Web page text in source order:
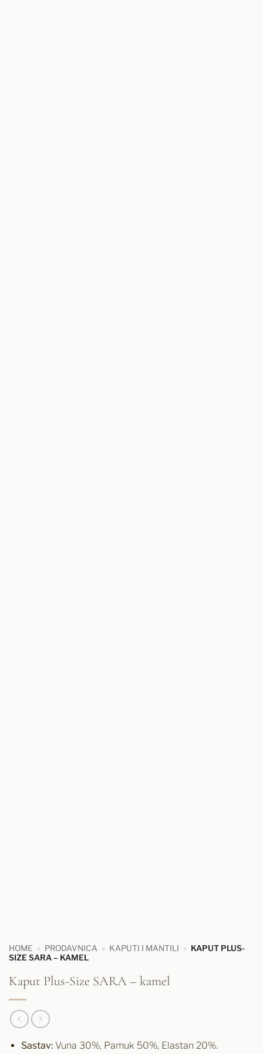
HOME » PRODAVNICA » KAPUTI I MANTILI » KAPUT PLUS-
SIZE SARA – KAMEL
Kaput Plus-Size SARA – kamel
Sastav:Vuna 30%, Pamuk 50%, Elastan 20%.